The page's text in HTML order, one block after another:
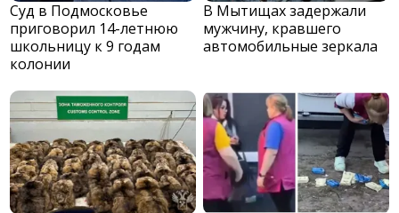
Суд в Подмосковье
приговорил 14-летнюю
школьницу к 9 годам
колонии
В Мытищах задержали
мужчину, кравшего
автомобильные зеркала